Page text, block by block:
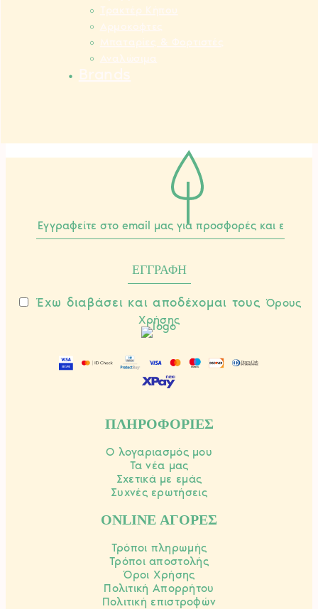
Έχω διαβάσει και αποδέχομαι τουςΌρους
Χρήσης
ΠΛΗΡΟΦΟΡΙΕΣ
Ο λογαριασμός μου
Τα νέα μας
Σχετικά με εμάς
Συχνές ερωτήσεις
ONLINE ΑΓΟΡΕΣ
Τρόποι πληρωμής
Τρόποι αποστολής
Όροι Χρήσης
Πολιτική Απορρήτου
Πολιτική επιστροφών
Τρακτέρ Κήπου
Αρμοκόφτες
Μπαταρίες & Φορτιστές
Αναλώσιμα
Brands